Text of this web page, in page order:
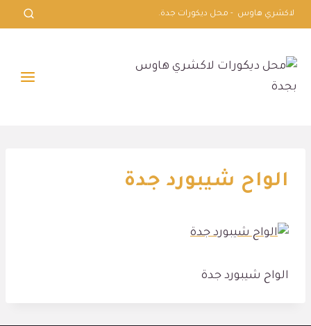
التجاوز
إلى
لاكشري هاوس - محل ديكورات جدة.
الواح شيبورد جدة
الواح شيبورد جدة